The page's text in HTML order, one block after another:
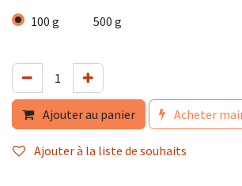
100 g 500 g
Ajouter au panier Acheter
Ajouter à la liste de souhaits